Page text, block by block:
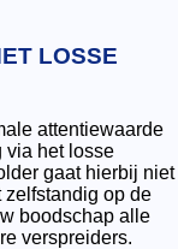
LOSSE
attentiewaarde
via het losse
gaat hierbij niet
zelfstandig op de
boodschap alle
verspreiders.